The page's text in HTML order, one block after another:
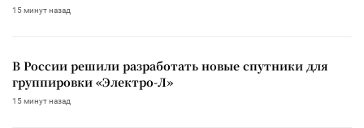
15 минут назад
В России решили разработать новые спутники для
группировки «Электро-Л»
15 минут назад